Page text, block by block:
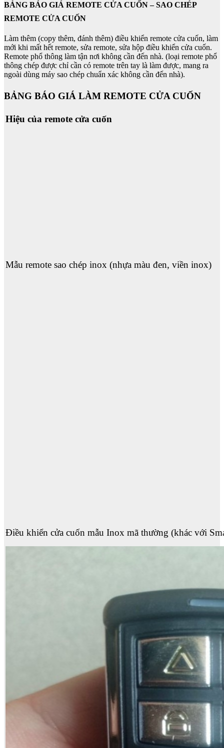
BẢNG BÁO GIÁ REMOTE CỬA CUỐN – SAO CHÉP
REMOTE CỬA CUỐN
Làm thêm (copy thêm, đánh thêm) điều khiển remote cửa cuốn, làm
mới khi mất hết remote, sửa remote, sửa hộp điều khiển cửa cuốn.
Remote phổ thông làm tận nơi không cần đến nhà. (loại remote phổ
thông chép được chỉ cần có remote trên tay là làm được, mang ra
ngoài dùng máy sao chép chuẩn xác không cần đến nhà).
BẢNG BÁO GIÁ LÀM REMOTE CỬA CUỐN
Hiệu của remote cửa cuốn
Mẫu remote sao chép inox (nhựa màu đen, viền inox)
Điều khiển cửa cuốn mẫu Inox mã thường (khác với